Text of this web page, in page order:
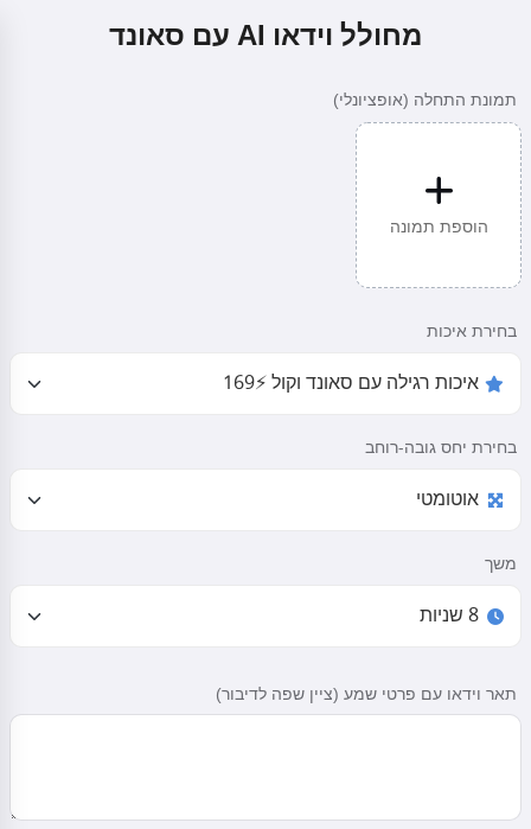
מחולל וידאו AI עם סאונד
תמונת התחלה (אופציונלי)
הוספת תמונה
בחירת איכות
בחירת יחס גובה-רוחב
משך
תאר וידאו עם פרטי שמע (ציין שפה לדיבור)